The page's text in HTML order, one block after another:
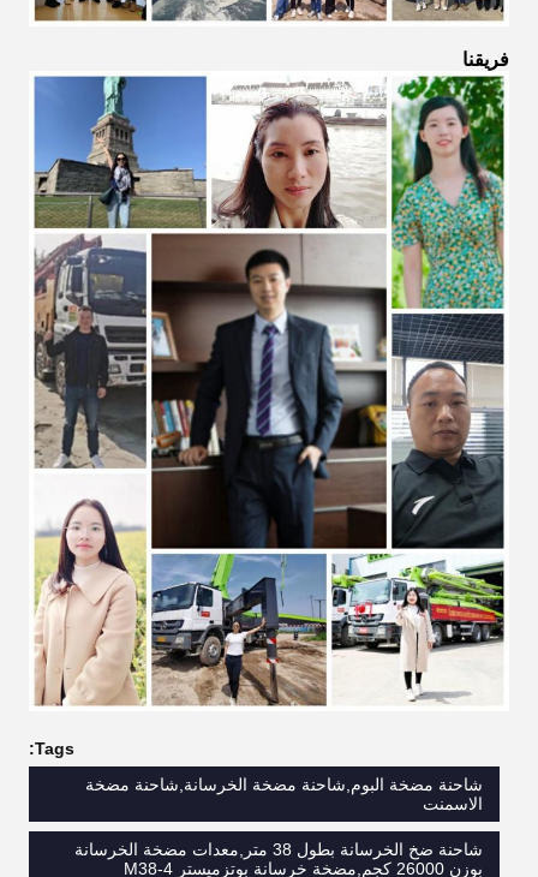
فريقنا
Tags:
شاحنة مضخة البوم,شاحنة مضخة الخرسانة,شاحنة مضخة
الاسمنت
شاحنة ضخ الخرسانة بطول 38 متر,معدات مضخة الخرسانة
بوزن 26000 كجم,مضخة خرسانة بوتزميستر M38-4